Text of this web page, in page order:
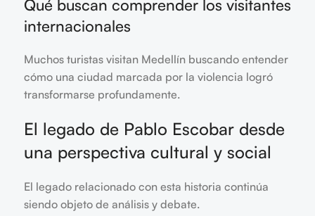
Qué buscan comprender los visitantes
internacionales
Muchos turistas visitan Medellín buscando entender
cómo una ciudad marcada por la violencia logró
transformarse profundamente.
El legado de Pablo Escobar desde
una perspectiva cultural y social
El legado relacionado con esta historia continúa
siendo objeto de análisis y debate.